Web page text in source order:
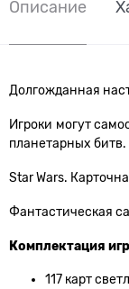
Описание
Долгожданная
Игроки могут
планетарных битв.
Star Wars.
Фантастическая
Комплектация
117 карт